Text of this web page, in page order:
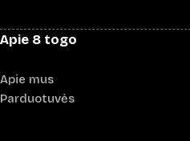
Apie 8 togo
Apie mus
Parduotuvės